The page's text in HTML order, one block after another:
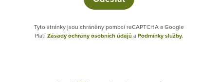
Tyto stránky jsou chráněny pomocí reCAPTCHA a Google
PlatíZásady ochrany osobních údajů a Podmínky služby.